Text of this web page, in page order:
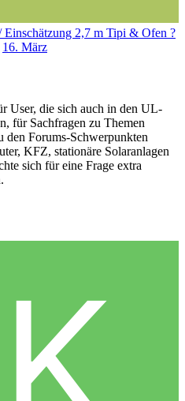
Einschätzung 2,7 m Tipi & Ofen ?
16. März
User, die sich auch in den UL-
für Sachfragen zu Themen
den Forums-Schwerpunkten
KFZ, stationäre Solaranlagen
sich für eine Frage extra